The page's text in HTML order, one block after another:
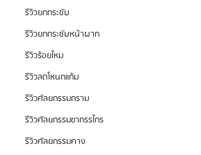
รีวิวยกกระชับ
รีวิวยกกระชับหน้าผาก
รีวิวร้อยไหม
รีวิวลดโหนกแก้ม
รีวิวศัลยกรรมกราม
รีวิวศัลยกรรมขากรรไกร
รีวิวศัลยกรรมคาง